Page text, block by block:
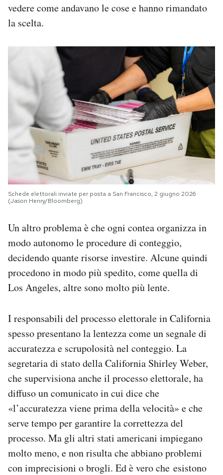
vedere come andavano le cose e hanno rimandato
la scelta.
Schede elettorali inviate per posta a San Francisco, 2 giugno 2026
(Jason Henry/Bloomberg)
Un altro problema è che ogni contea organizza in
modo autonomo le procedure di conteggio,
decidendo quante risorse investire. Alcune quindi
procedono in modo più spedito, come quella di
Los Angeles, altre sono molto più lente.
I responsabili del processo elettorale in California
spesso presentano la lentezza come un segnale di
accuratezza e scrupolosità nel conteggio. La
segretaria di stato della California Shirley Weber,
che supervisiona anche il processo elettorale, ha
diffuso un comunicato in cui dice che
«l’accuratezza viene prima della velocità» e che
serve tempo per garantire la correttezza del
processo. Ma gli altri stati americani impiegano
molto meno, e non risulta che abbiano problemi
con imprecisioni o brogli. Ed è vero che esistono